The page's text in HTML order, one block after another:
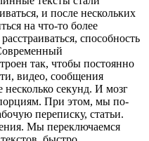
и после нескольких
на что-то более
способность
так, чтобы постоянно
видео, сообщения
секунд. И мозг
При этом, мы по-
переписку, статьи.
Мы переключаемся